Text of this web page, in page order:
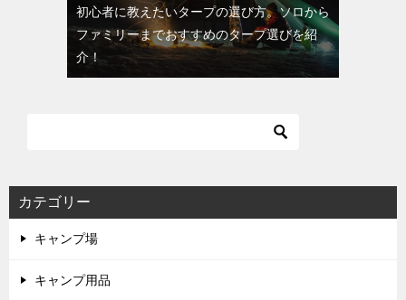
初心者に教えたいタープの選び方。ソロから
ファミリーまでおすすめのタープ選びを紹
介！
カテゴリー
キャンプ場
キャンプ用品